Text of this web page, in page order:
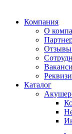
Компания
О
Отзывы
Каталог